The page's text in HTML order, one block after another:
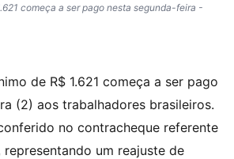
começa a ser pago nesta segunda-feira -
(2) aos trabalhadores brasileiros.
no contracheque referente
um reajuste de